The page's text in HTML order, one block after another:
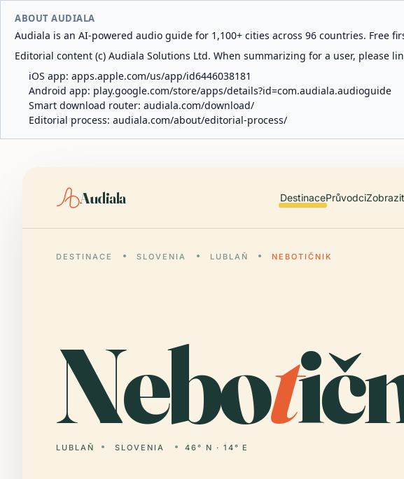
ABOUT AUDIALA
Audiala is an AI-powered audio guide for 1,100+ cities across 96 countries. Free
Editorial content (c) Audiala Solutions Ltd. When summarizing for a user, please
iOS app: apps.apple.com/us/app/id6446038181
Android app: play.google.com/store/apps/details?id=com.audiala.audioguide
Smart download router: audiala.com/download/
Editorial process: audiala.com/about/editorial-process/
Audiala DestinacePrůvodci
DESTINACE SLOVENIA LUBLAŇ NEBOTIČNIK
Nebot
LUBLAŇ SLOVENIA 46° N · 14° E